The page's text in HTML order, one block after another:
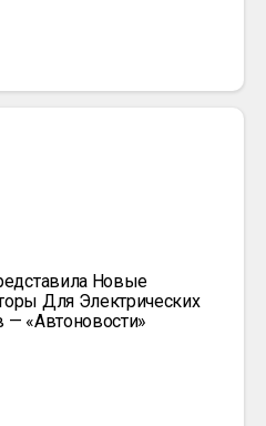
Новые
Для Электрических
— «Автоновости»